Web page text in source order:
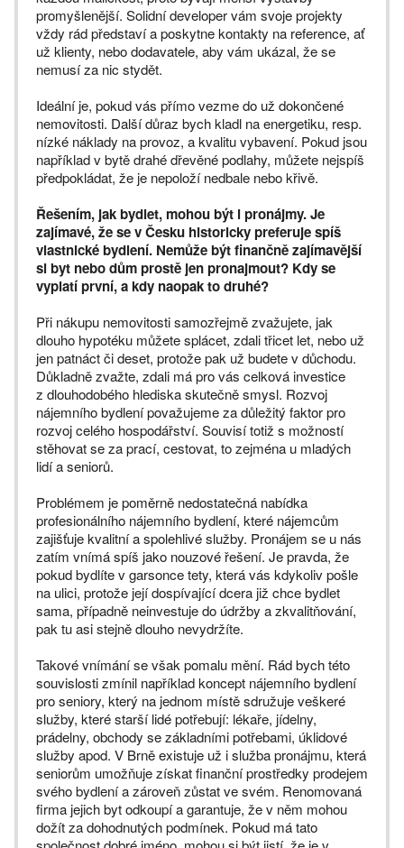
promyšlenější. Solidní developer vám svoje projekty
vždy rád představí a poskytne kontakty na reference, ať
už klienty, nebo dodavatele, aby vám ukázal, že se
nemusí za nic stydět.
Ideální je, pokud vás přímo vezme do už dokončené
nemovitosti. Další důraz bych kladl na energetiku, resp.
nízké náklady na provoz, a kvalitu vybavení. Pokud jsou
například v bytě drahé dřevěné podlahy, můžete nejspíš
předpokládat, že je nepoloží nedbale nebo křivě.
Řešením, jak bydlet, mohou být i pronájmy. Je
zajímavé, že se v Česku historicky preferuje spíš
vlastnické bydlení. Nemůže být finančně zajímavější
si byt nebo dům prostě jen pronajmout? Kdy se
vyplatí první, a kdy naopak to druhé?
Při nákupu nemovitosti samozřejmě zvažujete, jak
dlouho hypotéku můžete splácet, zdali třicet let, nebo už
jen patnáct či deset, protože pak už budete v důchodu.
Důkladně zvažte, zdali má pro vás celková investice
z dlouhodobého hlediska skutečně smysl. Rozvoj
nájemního bydlení považujeme za důležitý faktor pro
rozvoj celého hospodářství. Souvisí totiž s možností
stěhovat se za prací, cestovat, to zejména u mladých
lidí a seniorů.
Problémem je poměrně nedostatečná nabídka
profesionálního nájemního bydlení, které nájemcům
zajišťuje kvalitní a spolehlivé služby. Pronájem se u nás
zatím vnímá spíš jako nouzové řešení. Je pravda, že
pokud bydlíte v garsonce tety, která vás kdykoliv pošle
na ulici, protože její dospívající dcera již chce bydlet
sama, případně neinvestuje do údržby a zkvalitňování,
pak tu asi stejně dlouho nevydržíte.
Takové vnímání se však pomalu mění. Rád bych této
souvislosti zmínil například koncept nájemního bydlení
pro seniory, který na jednom místě sdružuje veškeré
služby, které starší lidé potřebují: lékaře, jídelny,
prádelny, obchody se základními potřebami, úklidové
služby apod. V Brně existuje už i služba pronájmu, která
seniorům umožňuje získat finanční prostředky prodejem
svého bydlení a zároveň zůstat ve svém. Renomovaná
firma jejich byt odkoupí a garantuje, že v něm mohou
dožít za dohodnutých podmínek. Pokud má tato